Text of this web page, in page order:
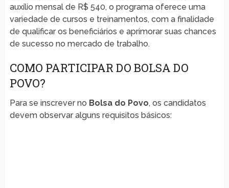
auxílio mensal de R$ 540, o programa oferece uma
variedade de cursos e treinamentos, com a finalidade
de qualificar os beneficiários e aprimorar suas chances
de sucesso no mercado de trabalho.
COMO PARTICIPAR DO BOLSA DO
POVO?
Para se inscrever no Bolsa do Povo, os candidatos
devem observar alguns requisitos básicos: